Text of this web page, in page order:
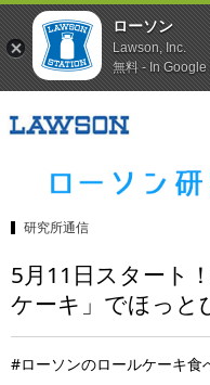
研究所通信
5月11日スタート
ケーキ」でほっと
#ローソンのロールケーキ食
ローソン
Lawson, Inc.
無料 - In Google